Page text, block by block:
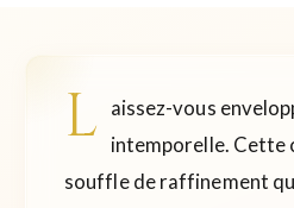
L
aissez-vous
intemporelle. Cette
souffle de raffinement